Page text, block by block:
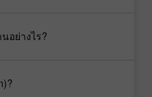
อย่างไร?